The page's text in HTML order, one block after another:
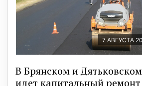
7 АВГУСТА
В Брянском и
идет капитальный ремонт